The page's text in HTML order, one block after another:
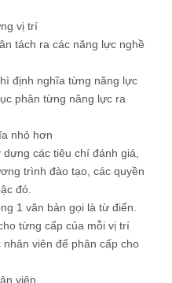
vị trí
tách ra các năng lực nghề
định nghĩa từng năng lực
phân từng năng lực ra
nhỏ hơn
các tiêu chí đánh giá,
trình đào tạo, các quyền
đó.
1 văn bản gọi là từ điển.
từng cấp của mỗi vị trí
viên để phân cấp cho
viên